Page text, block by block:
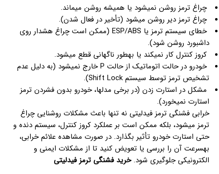
چراغ ترمز روشن نمیشود یا همیشه روشن میماند.
چراغ ترمز دیر روشن میشود (تأخیر در فعال شدن).
خطای سیستم ترمز یا ESP/ABS (ممکن است چراغ هشدار روی
داشبورد روشن شود).
کروز کنترل کار نمیکند یا بهطور ناگهانی قطع میشود.
خودرو در حالت اتوماتیک از حالت P خارج نمیشود (به دلیل عدم
تشخیص ترمز توسط سیستم Shift Lock).
مشکل در استارت زدن (در برخی مدلها، خودرو بدون فشردن ترمز
استارت نمیخورد).
خرابی فشنگی ترمز فیدلیتی نه تنها باعث مشکلات روشنایی چراغ
ترمز میشود، بلکه ممکن است بر عملکرد کروز کنترل، سیستم دنده و
حتی استارت خودرو تأثیر بگذارد. در صورت مشاهده علائم خرابی،
بهسرعت آن را بررسی یا تعویض کنید تا از مشکلات ایمنی و
الکترونیکی جلوگیری شود.خرید فشنگی ترمز فیدلیتی